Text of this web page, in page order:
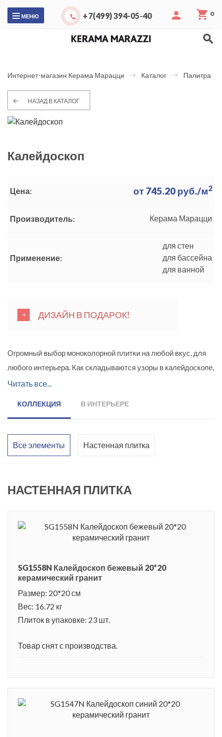
МЕНЮ +7(499) 394-05-40 0
Интернет-магазин Керама Марацци Каталог Палитра
НАЗАД В КАТАЛОГ
Калейдоскоп
Цена: от 745.20 руб./м2
Производитель: Керама Марацци
Применение:
для стен
для бассейна
для ванной
ДИЗАЙН В ПОДАРОК!
Огромный выбор моноколорной плитки на любой вкус, для
любого интерьера. Как складываются узоры в калейдоскопе,
так и вы можете создать даже самый необычный орнамент с
Читать все...
КОЛЛЕКЦИЯ В ИНТЕРЬЕРЕ
Все элементы Настенная плитка
НАСТЕННАЯ ПЛИТКА
SG1558N Калейдоскоп бежевый 20*20
керамический гранит
Размер: 20*20 см
Вес: 16.72 кг
Плиток в упаковке: 23 шт.
Товар снят с производства.